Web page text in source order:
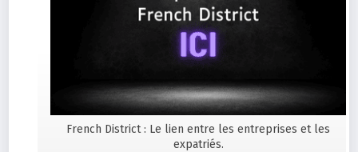
French District : Le lien entre les entreprises et les
expatriés.